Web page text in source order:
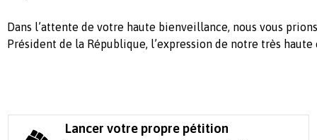
Dans l’attente de votre haute bienveillance, nous vous
Président de la République, l’expression de notre très
Lancer votre propre pétition